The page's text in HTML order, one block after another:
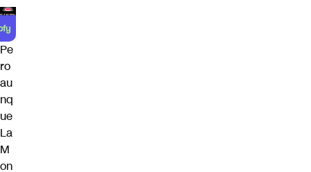
Pe
ro
au
nq
ue
La
M
on